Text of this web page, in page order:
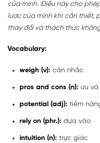
của mình. Điều này cho
lược của mình khi cần thiết,
thay đổi và thách thức
Vocabulary:
weigh (v): cân nhắc
pros and cons (n): ưu và
potential (adj): tiềm
rely on (phr.): dựa vào
intuition (n): trực giác